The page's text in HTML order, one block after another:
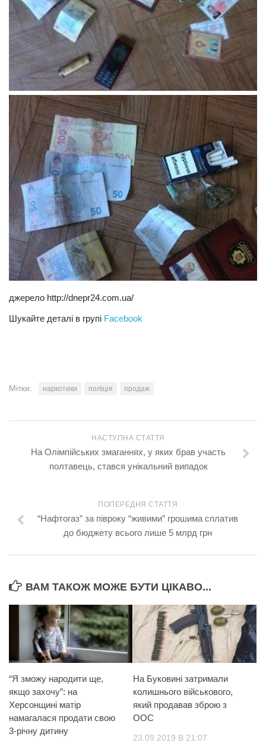
Здоров’я
Події
Трагедії
Курйози
Суспільство
Культура
Шоу-біз
#Війна
джерело http://dnepr24.com.ua/
Шукайте деталі в групі Facebook
Мітки: наркотики поліція продаж
НАСТУПНА СТАТТЯ
На Олімпійських змаганнях, у яких брав участь
полтавець, стався унікальний випадок
ПОПЕРЕДНЯ СТАТТЯ
“Нафтогаз” за півроку “живими” грошима сплатив
до бюджету всього лише 5 млрд грн
ВАМ ТАКОЖ МОЖЕ БУТИ ЦІКАВО...
“Я зможу народити ще,
якщо захочу”: на
Херсонщині матір
намагалася продати свою
3-річну дитину
На Буковині затримали
колишнього військового,
який продавав зброю з
ООС
23.09.2019 В 21:07